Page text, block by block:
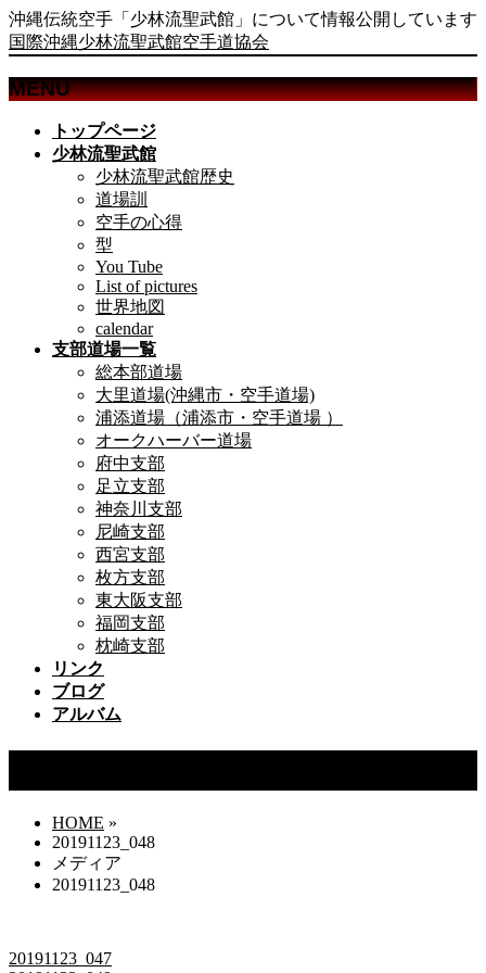
沖縄伝統空手「少林流聖武館」について情報公開しています
国際沖縄少林流聖武館空手道協会
MENU
トップページ
少林流聖武館
少林流聖武館歴史
道場訓
空手の心得
型
You Tube
List of pictures
世界地図
calendar
支部道場一覧
総本部道場
大里道場(沖縄市・空手道場)
浦添道場（浦添市・空手道場 ）
オークハーバー道場
府中支部
足立支部
神奈川支部
尼崎支部
西宮支部
枚方支部
東大阪支部
福岡支部
枕崎支部
リンク
ブログ
アルバム
HOME »
20191123_048
メディア
20191123_048
20191123_047